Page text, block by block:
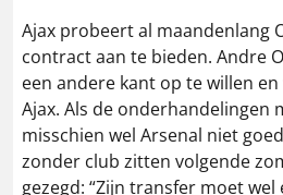
Ajax probeert al maandenlang
contract aan te bieden. Andre
een andere kant op te willen
Ajax. Als de onderhandelingen
misschien wel Arsenal niet
zonder club zitten volgende
gezegd: “Zijn transfer moet